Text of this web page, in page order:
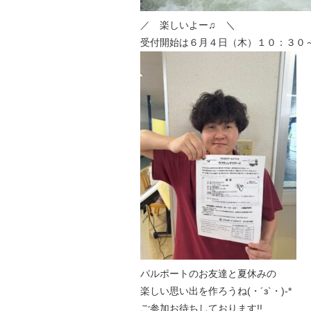
／ 楽しいよー♫ ＼
受付開始は６月４日（木）１０：３０
パルポートのお友達と夏休みの
楽しい思い出を作ろうね(・´з`・)-*
ご参加お待ちしております!!